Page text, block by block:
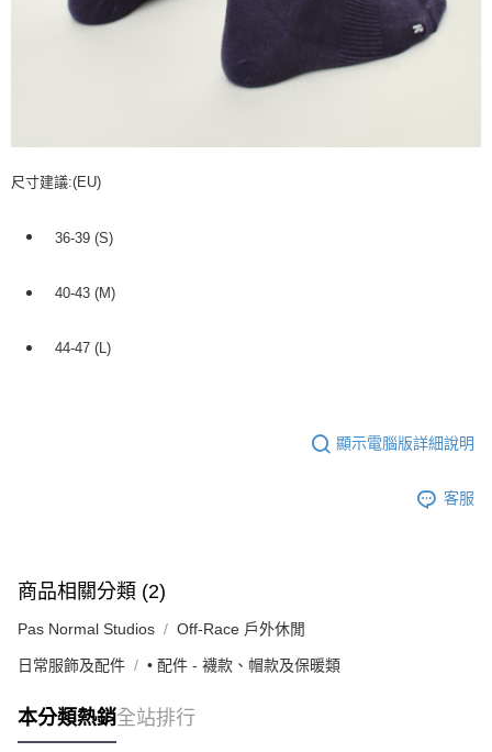
尺寸建議:(EU)
36-39 (S)
40-43 (M)
44-47 (L)
顯示電腦版詳細說明
客服
商品相關分類 (2)
Pas Normal Studios Off-Race 戶外休閒
日常服飾及配件 • 配件 - 襪款、帽款及保暖類
本分類熱銷全站排行